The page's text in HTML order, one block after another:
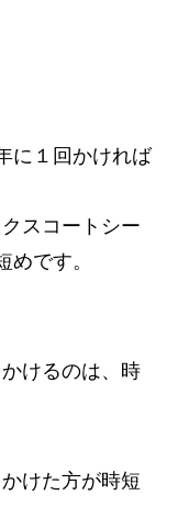
に１回かければ
スコートシー
めです。
けるのは、時
けた方が時短